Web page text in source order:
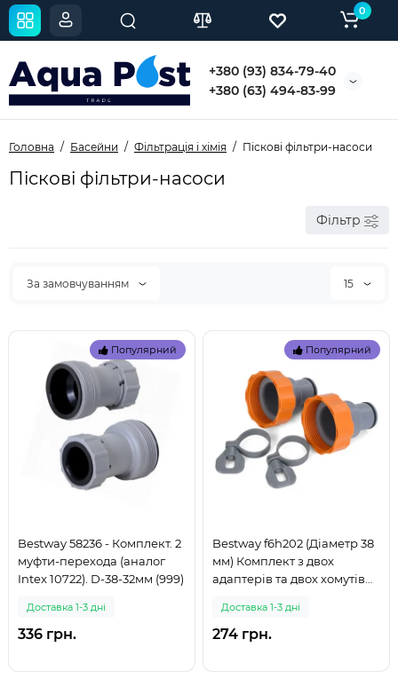
+380 (93) 834-79-40
+380 (63) 494-83-99
0
Головна Басейни Фільтрація і хімія Піскові фільтри-насоси
Піскові фільтри-насоси
Фільтр
За замовчуванням 15
Популярний
Bestway 58236 - Комплект. 2
муфти-перехода (аналог
Intex 10722). D-38-32мм (999)
Доставка 1-3 дні
336 грн.
Популярний
Bestway f6h202 (Діаметр 38
мм) Комплект з двох
адаптерів та двох хомутів
(999)
Доставка 1-3 дні
274 грн.